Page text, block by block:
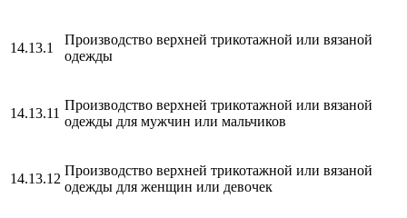
14.13.1
Производство верхней трикотажной или вязаной
одежды
14.13.11
Производство верхней трикотажной или вязаной
одежды для мужчин или мальчиков
14.13.12
Производство верхней трикотажной или вязаной
одежды для женщин или девочек